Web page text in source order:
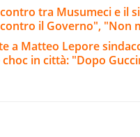
tra Musumeci e il
il Governo", "Non
a Matteo Lepore
in città: "Dopo